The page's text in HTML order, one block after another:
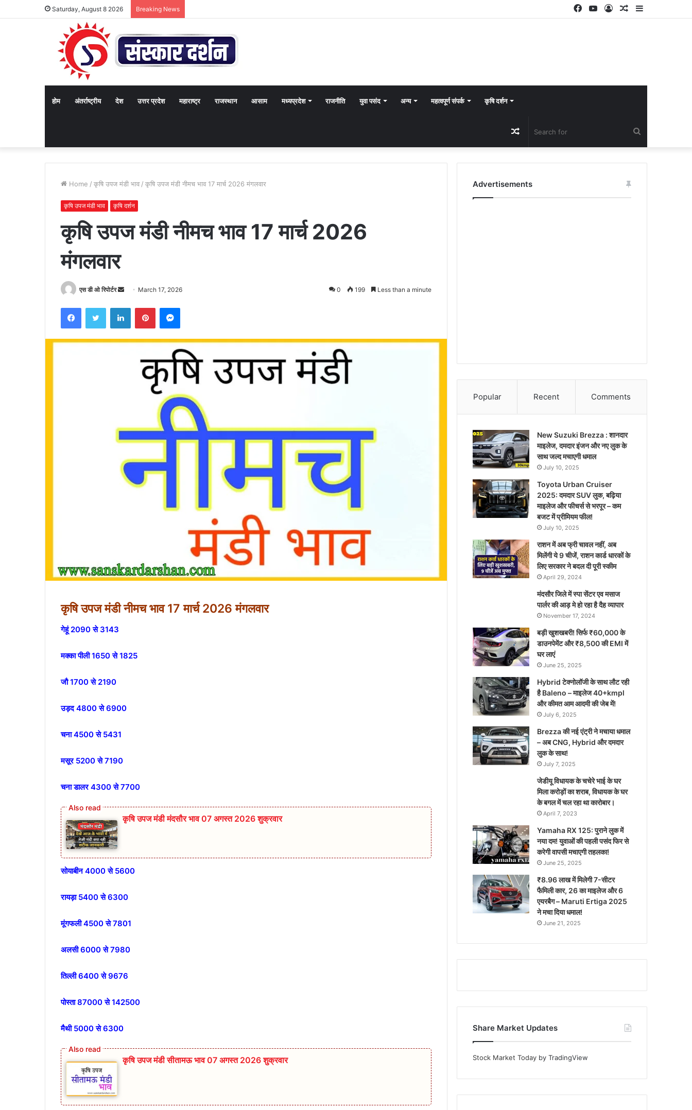
Saturday, August 8 2026 Breaking News Sidebar
Random
Log
YouTube
Facebook
होम अंतर्राष्ट्रीय देश उत्तर प्रदेश महाराष्ट्र राजस्थान आसाम मध्यप्रदेश राजनीति युवा पसंद अन्य महत्वपूर्ण संपर्क कृषि दर्शन
for
Random
Article
Home / कृषि उपज मंडी भाव / कृषि उपज मंडी नीमच भाव 17 मार्च 2026 मंगलवार
कृषि उपज मंडी भाव कृषि दर्शन
कृषि उपज मंडी नीमच भाव 17 मार्च 2026
मंगलवार
एस डी ओ रिपोर्टर
Send March 17, 2026 0 199 Less than a minute
FacebookTwitter LinkedInPinterestMessenger
कृषि उपज मंडी नीमच भाव 17 मार्च 2026 मंगलवार
गेहूं 2090 से 3143
मक्का पीली 1650 से 1825
जौ 1700 से 2190
उड़द 4800 से 6900
चना 4500 से 5431
मसूर 5200 से 7190
चना डालर 4300 से 7700
कृषि उपज मंडी मंदसौर भाव 07 अगस्त 2026 शुक्रवार
सोयाबीन 4000 से 5600
रायड़ा 5400 से 6300
मूंगफली 4500 से 7801
अलसी 6000 से 7980
तिल्ली 6400 से 9676
पोस्ता 87000 से 142500
मैथी 5000 से 6300
कृषि उपज मंडी सीतामऊ भाव 07 अगस्त 2026 शुक्रवार
Advertisements
Popular Recent Comments
New Suzuki Brezza : शानदार
माइलेज, दमदार इंजन और नए लुक के
साथ जल्द मचाएगी धमाल
July 10, 2025
Toyota Urban Cruiser
2025: दमदार SUV लुक, बढ़िया
माइलेज और फीचर्स से भरपूर – कम
बजट में प्रीमियम फील!
July 10, 2025
राशन में अब फ्री चावल नहीं, अब
मिलेंगी ये 9 चीजें, राशन कार्ड धारकों के
लिए सरकार ने बदल दी पूरी स्कीम
April 29, 2024
मंदसौर जिले में स्पा सेंटर एव मसाज
पार्लर की आड़ मे हो रहा है दैह व्यापार
November 17, 2024
बड़ी खुशखबरी! सिर्फ ₹60,000 के
डाउनपेमेंट और ₹8,500 की EMI में
घर लाएं
June 25, 2025
Hybrid टेक्नोलॉजी के साथ लौट रही
है Baleno – माइलेज 40+kmpl
और कीमत आम आदमी की जेब में!
July 6, 2025
Brezza की नई एंट्री ने मचाया धमाल
– अब CNG, Hybrid और दमदार
लुक के साथ!
July 7, 2025
जेडीयू विधायक के चचेरे भाई के घर
मिला करोड़ों का शराब, विधायक के घर
के बगल में चल रहा था कारोबार।
April 7, 2023
Yamaha RX 125: पुराने लुक में
नया दम! युवाओं की पहली पसंद फिर से
करेगी वापसी मचाएगी तहलका!
June 25, 2025
₹8.96 लाख में मिलेगी 7-सीटर
फैमिली कार, 26 का माइलेज और 6
एयरबैग – Maruti Ertiga 2025
ने मचा दिया धमाल!
June 21, 2025
Share Market Updates
Stock Market Today by TradingView